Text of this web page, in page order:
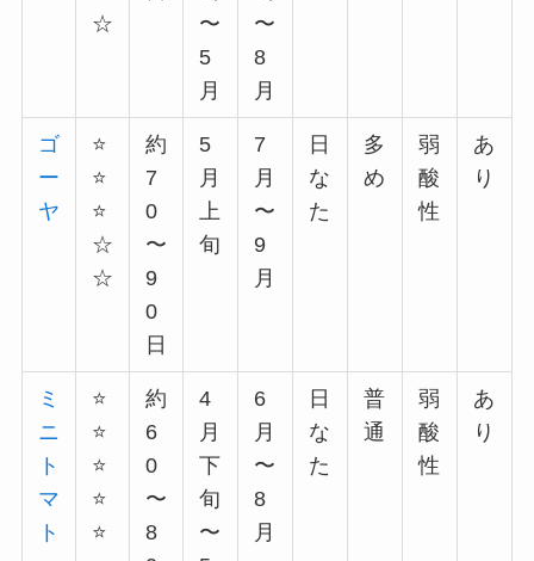
☆
〜
5
月
〜
8
月
ゴ
ー
ヤ
⭐️
⭐️
⭐️
☆
☆
約
7
0
〜
9
0
日
5
月
上
旬
7
月
〜
9
月
日
な
た
多
め
弱
酸
性
あ
り
ミ
ニ
ト
マ
ト
⭐️
⭐️
⭐️
⭐️
⭐️
約
6
0
〜
8
4
月
下
旬
〜
6
月
〜
8
月
日
な
た
普
通
弱
酸
性
あ
り